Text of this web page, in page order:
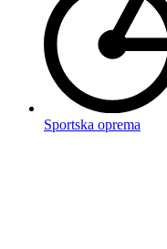
Sportska oprema